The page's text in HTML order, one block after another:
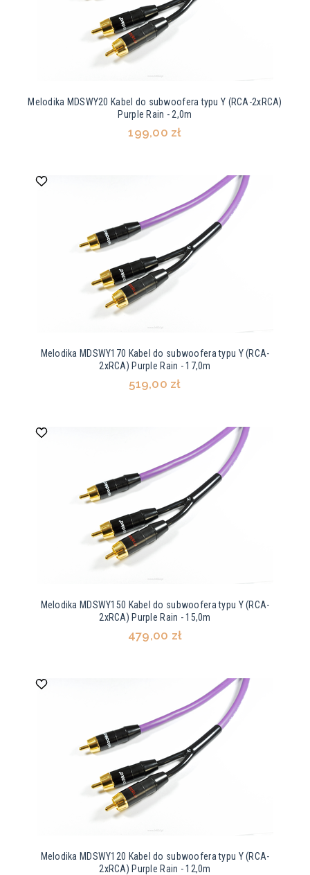
Melodika MDSWY20 Kabel do subwoofera typu Y (RCA-2xRCA)
Purple Rain - 2,0m
199,00 zł
Melodika MDSWY170 Kabel do subwoofera typu Y (RCA-
2xRCA) Purple Rain - 17,0m
519,00 zł
Melodika MDSWY150 Kabel do subwoofera typu Y (RCA-
2xRCA) Purple Rain - 15,0m
479,00 zł
Melodika MDSWY120 Kabel do subwoofera typu Y (RCA-
2xRCA) Purple Rain - 12,0m